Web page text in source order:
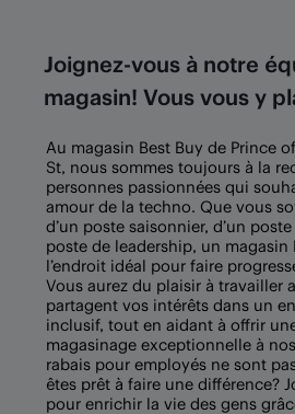
Joignez-vous à notre
magasin! Vous vous y
Au magasin Best Buy de Prince
St, nous sommes toujours à la
personnes passionnées qui
amour de la techno. Que vous
d’un poste saisonnier, d’un poste
poste de leadership, un magasin
l’endroit idéal pour faire
Vous aurez du plaisir à travailler
partagent vos intérêts dans un
inclusif, tout en aidant à offrir
magasinage exceptionnelle à
rabais pour employés ne sont
êtes prêt à faire une différence?
pour enrichir la vie des gens